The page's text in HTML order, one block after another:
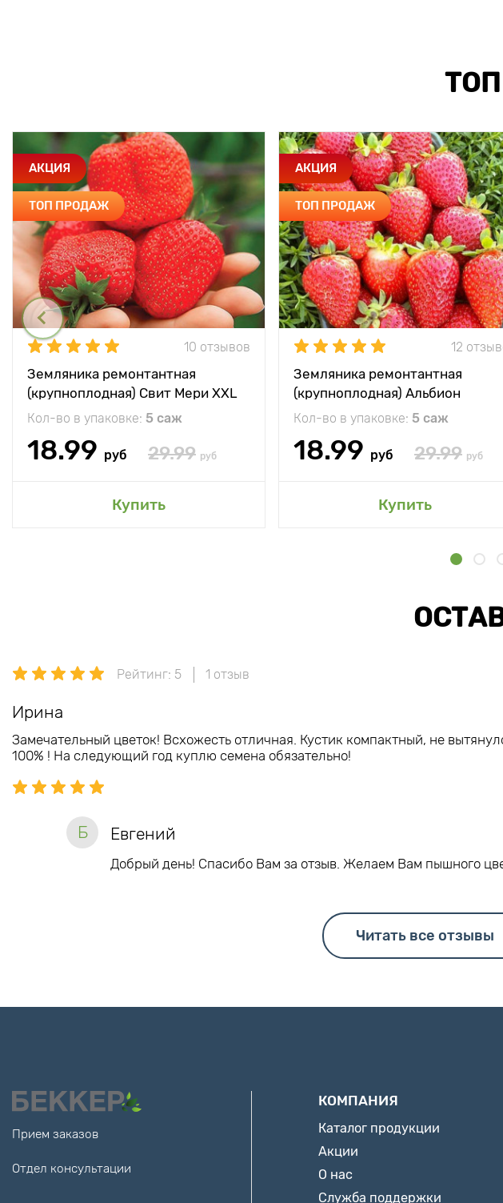
АКЦИЯ
ТОП ПРОДАЖ
10 отзывов
Земляника ремонтантная
(крупноплодная) Свит Мери XXL
Кол-во в упаковке: 5 саж
18.99 руб 29.99 руб
Купить
АКЦИЯ
ТОП ПРОДАЖ
12
Земляника ремонтантная
(крупноплодная) Альбион
Кол-во в упаковке: 5 саж
18.99 руб 29.99 руб
Купить
Рейтинг: 5 1 отзыв
Ирина
Замечательный цветок! Всхожесть отличная. Кустик компактный, не
100% ! На следующий год куплю семена обязательно!
Б Евгений
Добрый день! Спасибо Вам за отзыв. Желаем Вам пышного
Читать все отзывы
Прием заказов
Отдел консультации
КОМПАНИЯ
Каталог продукции
Акции
О нас
Служба поддержки